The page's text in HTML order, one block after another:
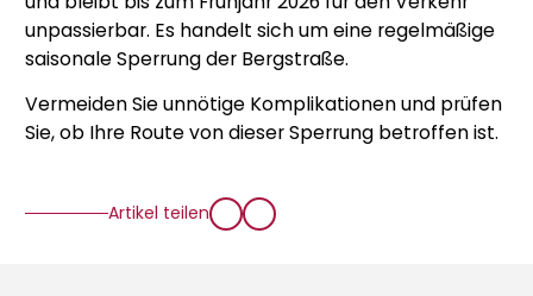
unpassierbar. Es handelt sich um eine regelmäßige
saisonale Sperrung der Bergstraße.
Vermeiden Sie unnötige Komplikationen und prüfen
Sie, ob Ihre Route von dieser Sperrung betroffen ist.
Artikel teilen